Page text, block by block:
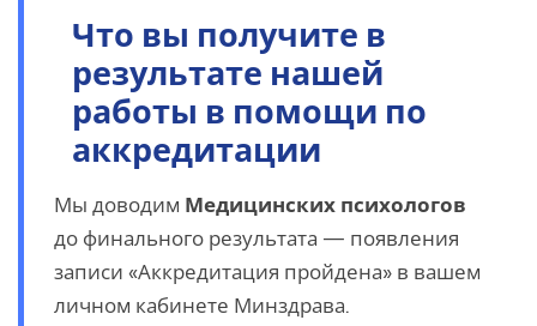
Что вы получите в
результате нашей
работы в помощи по
аккредитации
Мы доводим Медицинских психологов
до финального результата — появления
записи «Аккредитация пройдена» в вашем
личном кабинете Минздрава.